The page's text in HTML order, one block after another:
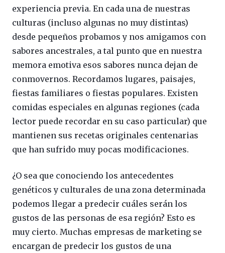
experiencia previa. En cada una de nuestras
culturas (incluso algunas no muy distintas)
desde pequeños probamos y nos amigamos con
sabores ancestrales, a tal punto que en nuestra
memora emotiva esos sabores nunca dejan de
conmovernos. Recordamos lugares, paisajes,
fiestas familiares o fiestas populares. Existen
comidas especiales en algunas regiones (cada
lector puede recordar en su caso particular) que
mantienen sus recetas originales centenarias
que han sufrido muy pocas modificaciones.
¿O sea que conociendo los antecedentes
genéticos y culturales de una zona determinada
podemos llegar a predecir cuáles serán los
gustos de las personas de esa región? Esto es
muy cierto. Muchas empresas de marketing se
encargan de predecir los gustos de una